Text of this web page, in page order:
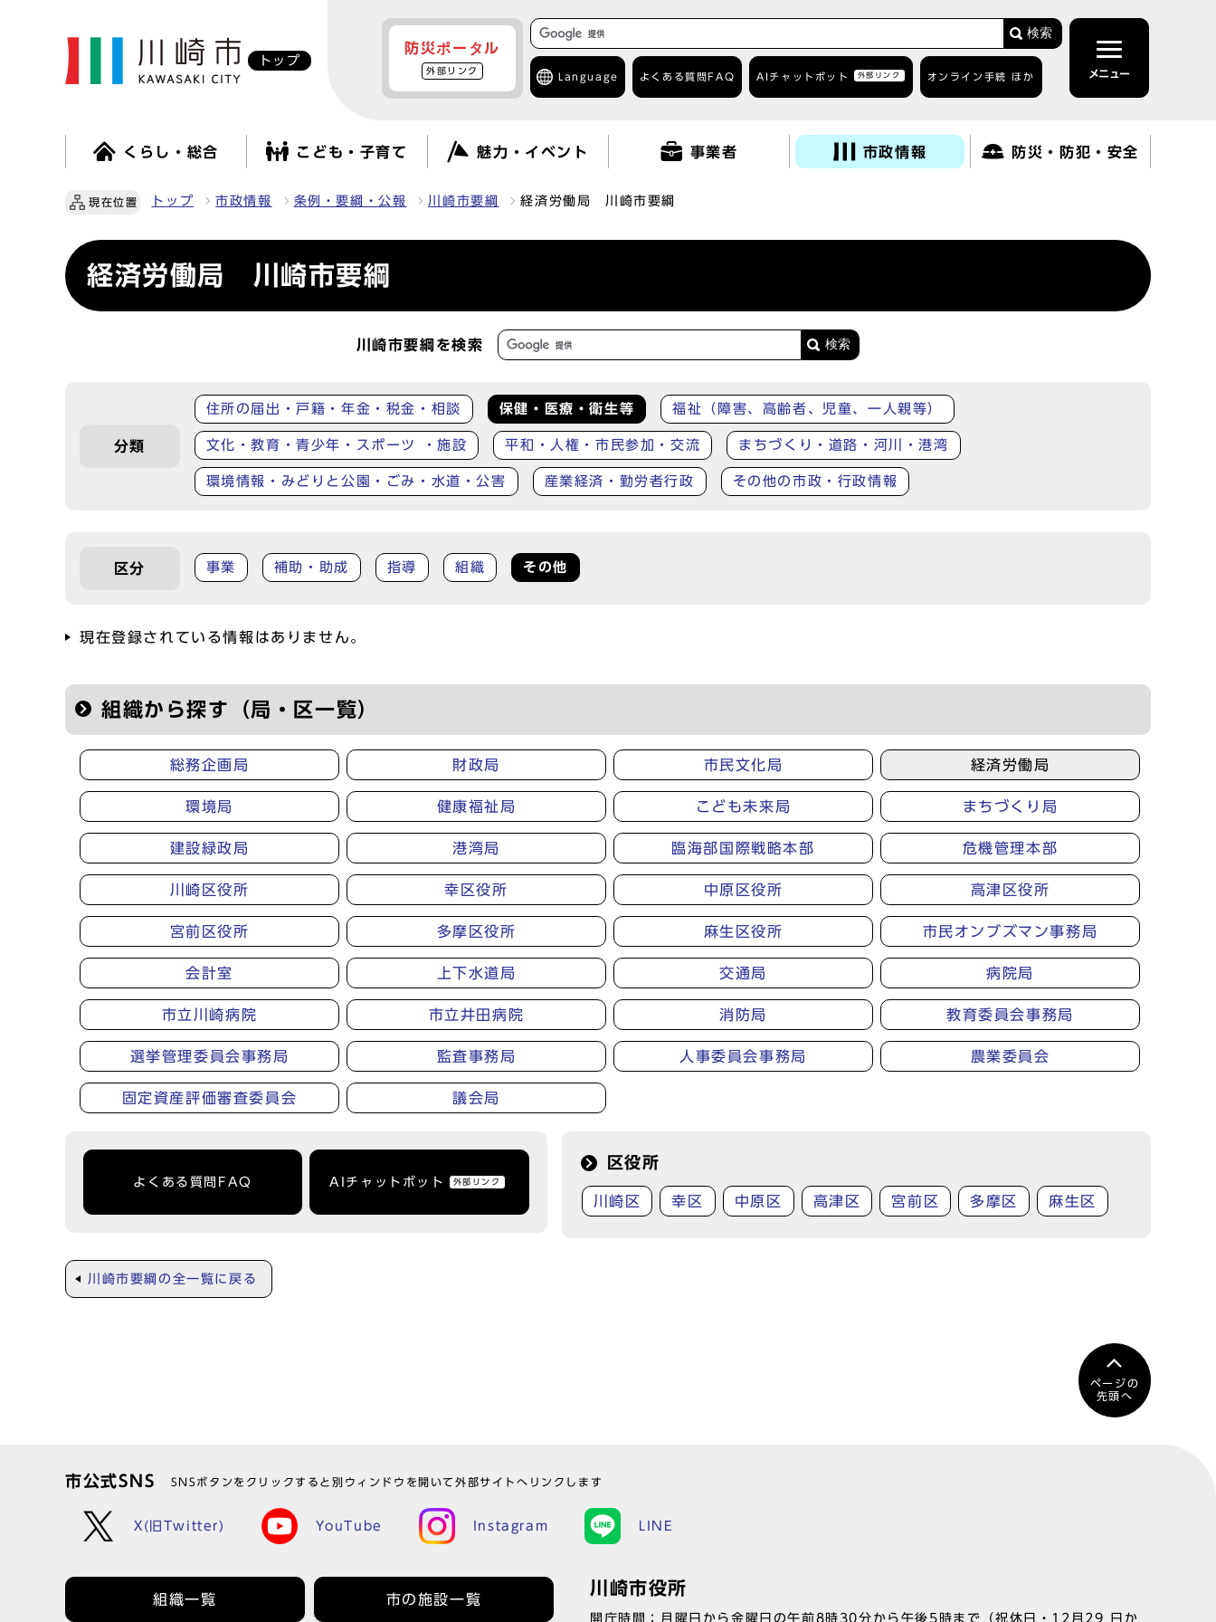
トップ
防災ポータル
外部リンク
検索
Language よくある質問 FAQ AIチャットボット 外部リンク オンライン手続 ほか メニュー
くらし・総合 こども・子育て 魅力・イベント 事業者 市政情報 防災・防犯・安全
現在位置 トップ 市政情報 条例・要綱・公報 川崎市要綱 経済労働局 川崎市要綱
経済労働局 川崎市要綱
川崎市要綱を検索
分類
住所の届出・戸籍・年金・税金・相談 保健・医療・衛生等 福祉（障害、高齢者、児童、一人親等）
文化・教育・青少年・スポーツ ・施設 平和・人権・市民参加・交流 まちづくり・道路・河川・港湾
環境情報・みどりと公園・ごみ・水道・公害 産業経済・勤労者行政 その他の市政・行政情報
区分 事業 補助・助成 指導 組織 その他
現在登録されている情報はありません。
組織から探す（局・区一覧）
総務企画局 財政局 市民文化局 経済労働局
環境局 健康福祉局 こども未来局 まちづくり局
建設緑政局 港湾局 臨海部国際戦略本部 危機管理本部
川崎区役所 幸区役所 中原区役所 高津区役所
宮前区役所 多摩区役所 麻生区役所 市民オンブズマン事務局
会計室 上下水道局 交通局 病院局
市立川崎病院 市立井田病院 消防局 教育委員会事務局
選挙管理委員会事務局 監査事務局 人事委員会事務局 農業委員会
固定資産評価審査委員会 議会局
よくある質問FAQ AIチャットボット 外部リンク
区役所
川崎区 幸区 中原区 高津区 宮前区 多摩区 麻生区
川崎市要綱の全一覧に戻る
ページの
先頭へ
市公式SNS SNSボタンをクリックすると別ウィンドウを開いて外部サイトへリンクします
X(旧Twitter) YouTube Instagram LINE
組織一覧 市の施設一覧
川崎市役所
開庁時間：月曜日から金曜日の午前8時30分から午後5時まで（祝休日・12月29 日か